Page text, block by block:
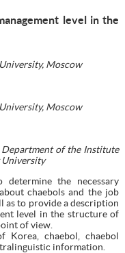
level in the
Moscow
Moscow
Department of the Institute
University
the necessary
chaebols and the job
as to provide a description
level in the structure of
of view.
Korea, chaebol, chaebol
information.